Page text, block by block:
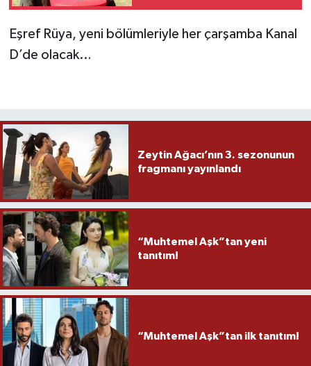
Eşref Rüya, yeni bölümleriyle her çarşamba Kanal
D’de olacak…
Zeytin Ağacı’nın 3. sezonunun
fragmanı yayınlandı
“Muhtemel Aşk”tan yeni
tanıtım!
“Muhtemel Aşk”tan ilk tanıtım!